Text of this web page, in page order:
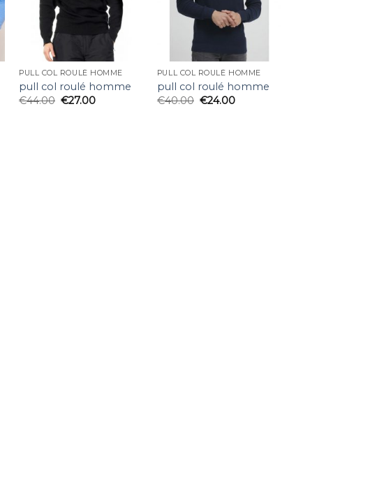
PULL COL ROULÉ HOMME
pull col roulé homme
€44.00 €27.00
PULL COL ROULÉ HOMME
pull col roulé homme
€40.00 €24.00